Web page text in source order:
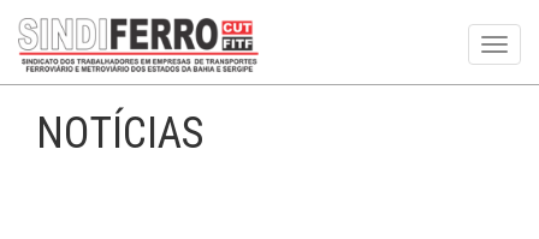
NOTÍCIAS